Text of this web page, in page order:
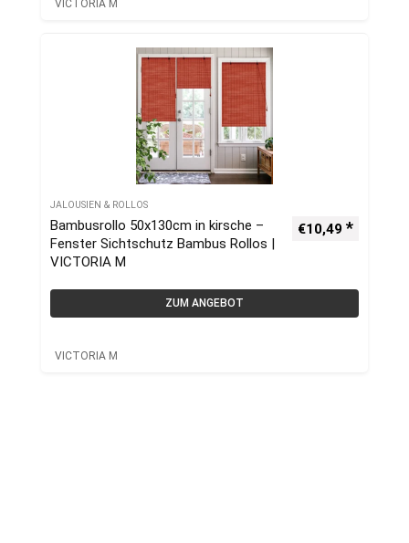
VICTORIA M
JALOUSIEN & ROLLOS
Bambusrollo 50x130cm in kirsche –
Fenster Sichtschutz Bambus Rollos |
VICTORIA M
€10,49
ZUM ANGEBOT
VICTORIA M